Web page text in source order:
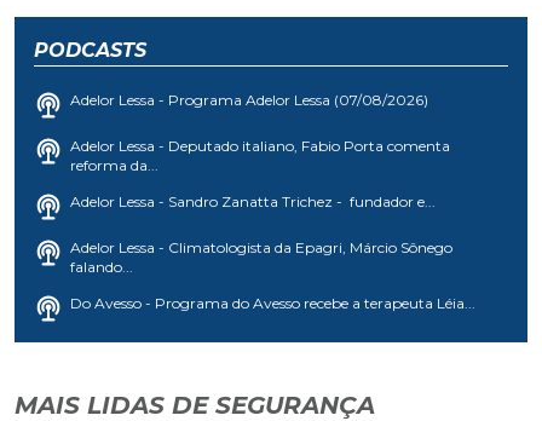
PODCASTS
Adelor Lessa - Programa Adelor Lessa (07/08/2026)
Adelor Lessa - Deputado italiano, Fabio Porta comenta
reforma da...
Adelor Lessa - Sandro Zanatta Trichez - fundador e...
Adelor Lessa - Climatologista da Epagri, Márcio Sônego
falando...
Do Avesso - Programa do Avesso recebe a terapeuta Léia...
MAIS LIDAS DE SEGURANÇA